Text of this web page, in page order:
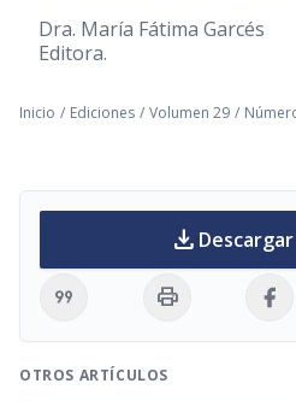
Dra. María Fátima Garcés
Editora.
Inicio / Ediciones / Volumen 29 /
download
format_quote print
OTROS ARTÍCULOS